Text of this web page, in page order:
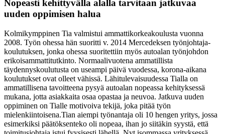
Nopeasti kehittyvälla alalla tarvitaan jatkuvaa
uuden oppimisen halua
Kolmikymppinen Tia valmistui ammattikorkeakoulusta vuonna
2008. Työn ohessa hän suoritti v. 2014 Mercedeksen työnjohtaja-
koulutuksen, jonka ohessa suoritettiin myös autoalan työnjohdon
erikoisammattitutkinto. Normaalivuotena ammatillista
täydennyskoulutusta on useampi päivä vuodessa, korona-aikana
koulutukset ovat olleet vähissä. Lähitulevaisuudessa Tialla on
ammatillisena tavoitteena pysyä autoalan nopeassa kehityksessä
mukana, jotta asiakkaita osaa opastaa ja neuvoa. Jatkuva uuden
oppiminen on Tialle motivoiva tekijä, joka pitää työn
mielenkiintoisena.Tian aiempi työnantaja oli 10 hengen yritys, jossa
esimerkiksi päätöksenteko oli nopeaa, ihan jo siitäkin syystä, että